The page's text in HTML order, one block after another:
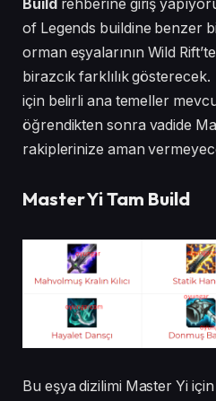
Buildrehberine giriş
of Legends buildine benzer
orman eşyalarının Wild
birazcık farklılık gösterecek.
için belirli ana temeller
öğrendikten sonra vadide
rakiplerinize aman
Master Yi Tam Build
Bu eşya dizilimi Master Yi